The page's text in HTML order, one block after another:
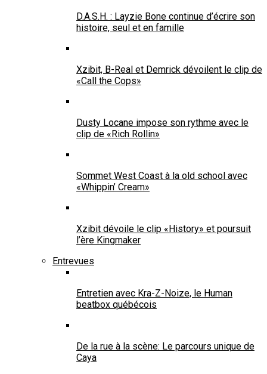
D.A.S.H. : Layzie Bone continue d’écrire son
histoire, seul et en famille
Xzibit, B-Real et Demrick dévoilent le clip de
«Call the Cops»
Dusty Locane impose son rythme avec le
clip de «Rich Rollin»
Sommet West Coast à la old school avec
«Whippin’ Cream»
Xzibit dévoile le clip «History» et poursuit
l’ère Kingmaker
Entrevues
Entretien avec Kra-Z-Noize, le Human
beatbox québécois
De la rue à la scène: Le parcours unique de
Caya